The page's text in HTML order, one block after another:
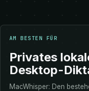
AM BESTEN FÜR
Privates
Desktop-
MacWhisper: Den